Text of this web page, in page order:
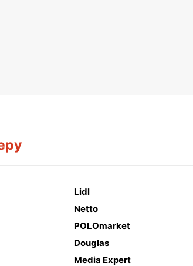
Lidl
Netto
POLOmarket
Douglas
Media Expert